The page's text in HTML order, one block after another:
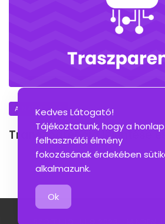
A NAP SZAVA
Transzparencia jelentése
Kedves Látogató!
Tájékoztatunk, hogy a honlap
felhasználói élmény
fokozásának érdekében
alkalmazunk.
Ok